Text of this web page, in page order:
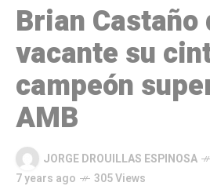
Brian Castaño
vacante su
campeón
AMB
JORGE DROUILLAS ESPINOSA
7 years ago
305 Views